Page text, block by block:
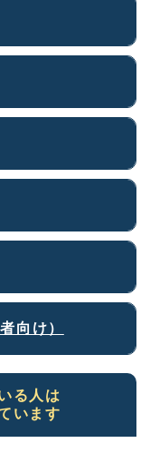
向け）
る人は
います